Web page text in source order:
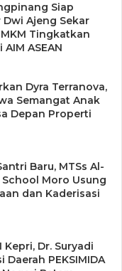
Siap
Ajeng Sekar
Tingkatkan
ASEAN
Dyra Terranova,
Semangat Anak
Depan Properti
Baru, MTSs Al-
Moro Usung
dan Kaderisasi
Kepri, Dr. Suryadi
Daerah PEKSIMIDA